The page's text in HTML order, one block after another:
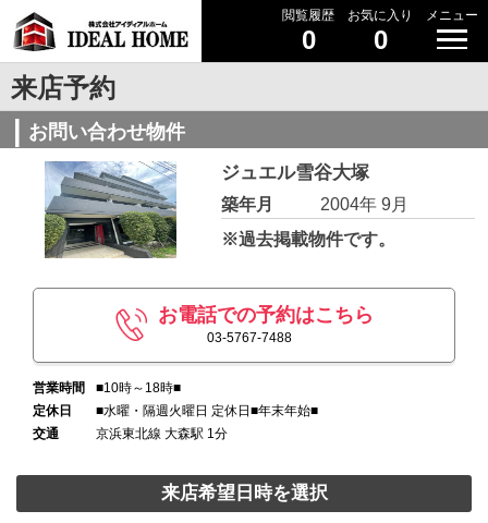
閲覧履歴
0
お気に入り
0
メニュー
来店予約
お問い合わせ物件
ジュエル雪谷大塚
築年月
2004年 9月
※過去掲載物件です。
お電話での予約はこちら
03-5767-7488
営業時間
■10時～18時■
定休日
■水曜・隔週火曜日 定休日■年末年始■
交通
京浜東北線 大森駅 1分
来店希望日時を選択